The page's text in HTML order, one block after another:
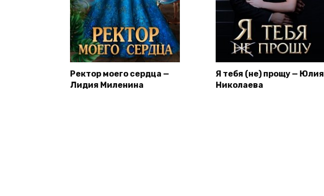
Ректор моего сердца —
Лидия Миленина
Я тебя (не) прощу — Юлия
Николаева